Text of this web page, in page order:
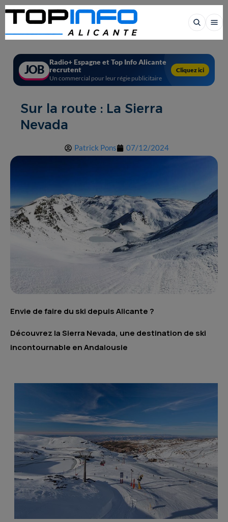
JOB
Radio+ Espagne et Top Info Alicante
recrutent
Un commercial pour leur régie publicitaire
Cliquez ici
Sur la route : La Sierra
Nevada
Patrick Pons 07/12/2024
Envie de faire du ski depuis Alicante ?
Découvrez la Sierra Nevada, une destination de ski
incontournable en Andalousie